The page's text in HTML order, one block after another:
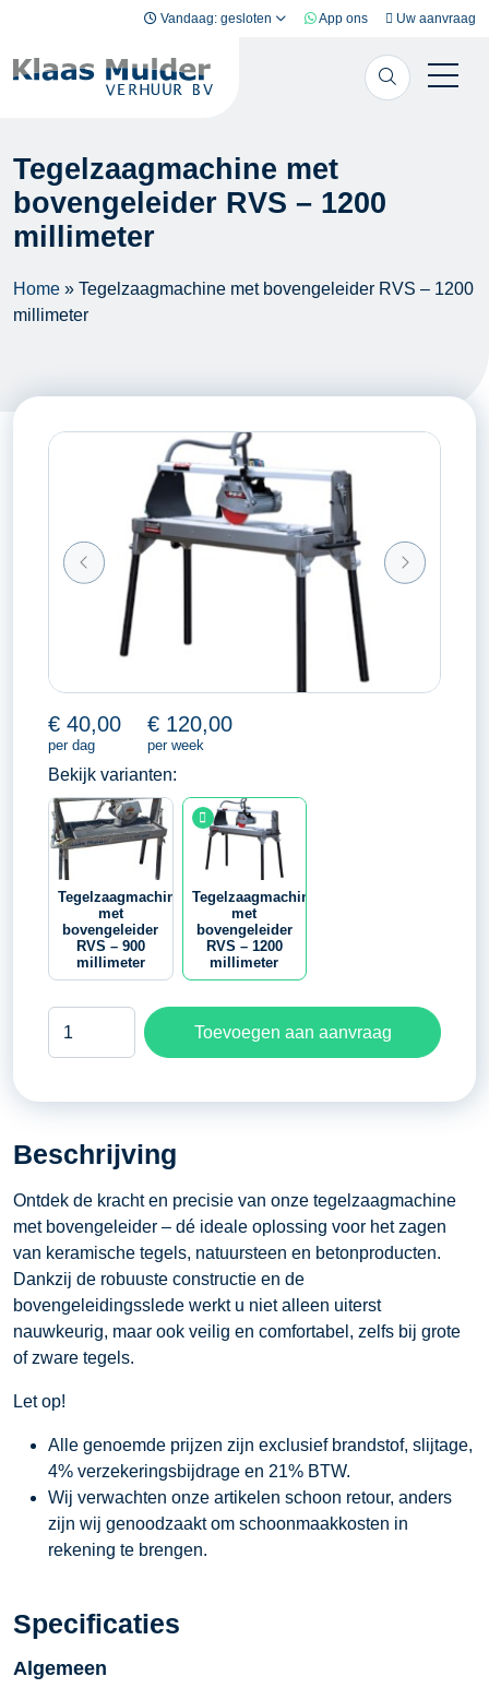
Vandaag: gesloten App ons Uw aanvraag
Tegelzaagmachine met
bovengeleider RVS – 1200
millimeter
Home » Tegelzaagmachine met bovengeleider RVS – 1200
millimeter
€ 40,00
per dag
€ 120,00
per week
Bekijk varianten:
Tegelzaagmachine
met
bovengeleider
RVS – 900
millimeter
Tegelzaagmachine
met
bovengeleider
RVS – 1200
millimeter
Tegelzaagmachine
RVS
1200
aantal
Toevoegen aan aanvraag
Beschrijving
Ontdek de kracht en precisie van onze tegelzaagmachine
met bovengeleider – dé ideale oplossing voor het zagen
van keramische tegels, natuursteen en betonproducten.
Dankzij de robuuste constructie en de
bovengeleidingsslede werkt u niet alleen uiterst
nauwkeurig, maar ook veilig en comfortabel, zelfs bij grote
of zware tegels.
Let op!
Alle genoemde prijzen zijn exclusief brandstof, slijtage,
4% verzekeringsbijdrage en 21% BTW.
Wij verwachten onze artikelen schoon retour, anders
zijn wij genoodzaakt om schoonmaakkosten in
rekening te brengen.
Specificaties
Algemeen